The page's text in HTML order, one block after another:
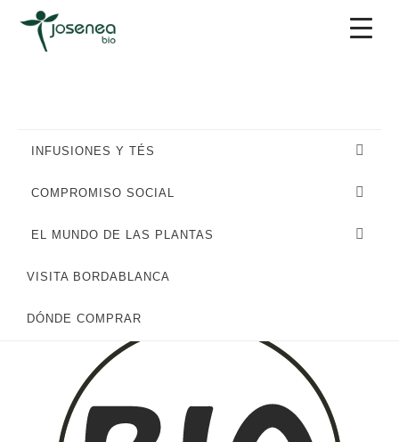
contenido
INFUSIONES Y TÉS
COMPROMISO SOCIAL
EL MUNDO DE LAS PLANTAS
VISITA BORDABLANCA
DÓNDE COMPRAR